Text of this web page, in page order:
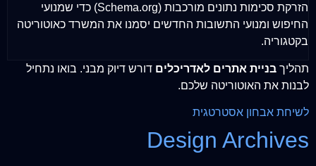
הזרקת סכימות נתונים מורכבות (Schema.org) כדי שמנועי
החיפוש ומנועי התשובות החדשים יסמנו את המשרד כאוטוריטה
בקטגוריה.
תהליך בניית אתרים לאדריכלים דורש דיוק מבני. בואו נתחיל
לבנות את האוטוריטה שלכם.
לשיחת אבחון אסטרטגית
Design Archives